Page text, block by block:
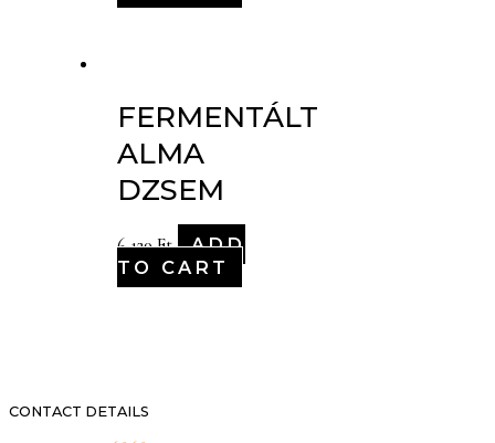
FERMENTÁLT
ALMA
DZSEM
6,120Ft
ADD
TO CART
CONTACT DETAILS